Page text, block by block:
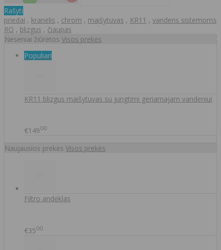
Rašyti
priedai , kranelis , chrom , maišytuvas , KR11 , vandens sistemoms
RO , blizgus , čiaupas
Neseniai žiūrėtos Visos prekės
Populiari
KR11 blizgus maišytuvas su jungtimi geriamajam vandeniui
€14900
Naujausios prekės Visos prekės
Filtro andėklas
€3500